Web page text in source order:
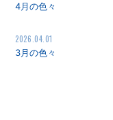
4月の色々
2026.04.01
3月の色々